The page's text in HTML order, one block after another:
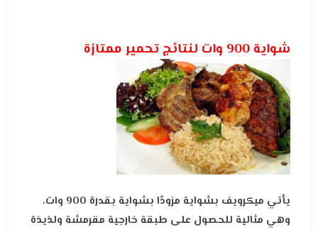
شواية 900 وات لنتائج تحمير ممتازة
يأتي ميكرويف بشواية مزودًا بشواية بقدرة 900 وات،
وهي مثالية للحصول على طبقة خارجية مقرمشة ولذيذة